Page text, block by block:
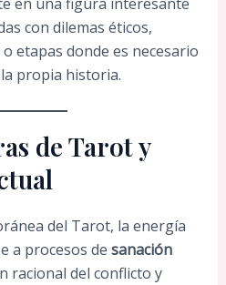
con dilemas éticos,
etapas donde es necesario
propia historia.
de Tarot y
del Tarot, la energía
a procesos de sanación
racional del conflicto y